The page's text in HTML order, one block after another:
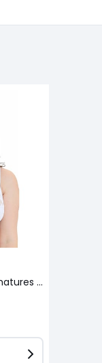
Soutien-gorge sans armatures COTON D'ARUM